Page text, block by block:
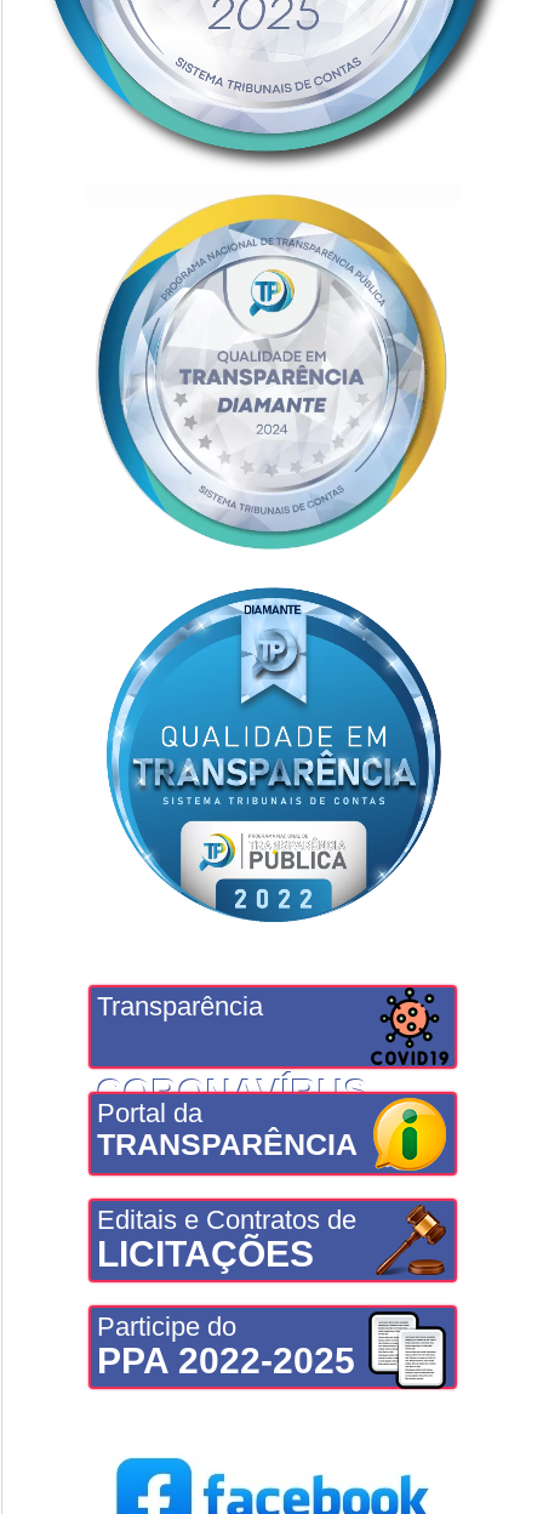
Transparência
CORONAVÍRUS
Portal da
TRANSPARÊNCIA
Editais e Contratos de
LICITAÇÕES
Participe do
PPA 2022-2025